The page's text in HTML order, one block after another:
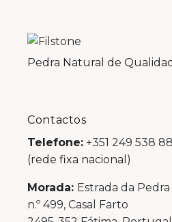
Pedra Natural de
Contactos
Telefone: +351 249 538
(rede fixa nacional)
Morada: Estrada da Pedra
n.º 499, Casal Farto